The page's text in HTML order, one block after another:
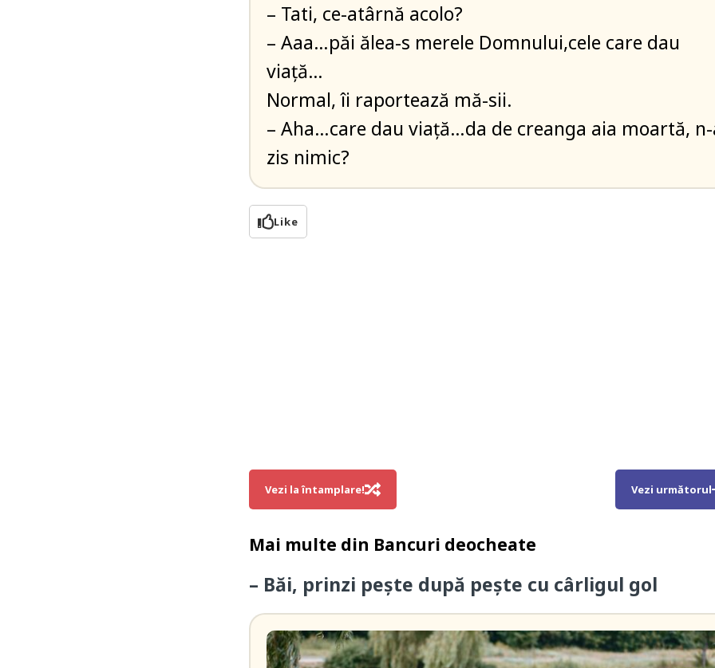
– Tati, ce-atârnă acolo?
– Aaa…păi ălea-s merele Domnului,cele care dau
viață…
Normal, îi raportează mă-sii.
– Aha…care dau viață…da de creanga aia moartă,
zis nimic?
Like
Vezi la întamplare! Vezi următorul
Mai multe din Bancuri deocheate
– Băi, prinzi pește după pește cu cârligul gol